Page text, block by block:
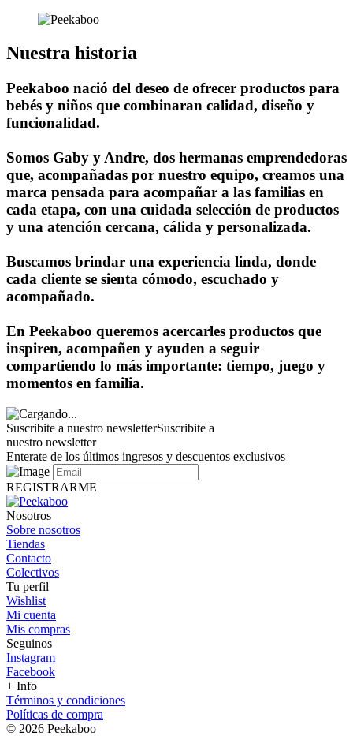
Nuestra historia
Peekaboo nació del deseo de ofrecer productos para
bebés y niños que combinaran calidad, diseño y
funcionalidad.
Somos Gaby y Andre, dos hermanas emprendedoras
que, acompañadas por nuestro equipo, creamos una
marca pensada para acompañar a las familias en
cada etapa, con una cuidada selección de productos
y una atención cercana, cálida y personalizada.
Buscamos brindar una experiencia linda, donde
cada cliente se sienta cómodo, escuchado y
acompañado.
En Peekaboo queremos acercarles productos que
inspiren, acompañen y ayuden a seguir
compartiendo lo más importante: tiempo, juego y
momentos en familia.
Suscribite a nuestro newsletterSuscribite a
nuestro newsletter
Enterate de los últimos ingresos y descuentos exclusivos
REGISTRARME
Nosotros
Sobre nosotros
Tiendas
Contacto
Colectivos
Tu perfil
Wishlist
Mi cuenta
Mis compras
Seguinos
Instagram
Facebook
+ Info
Términos y condiciones
Políticas de compra
© 2026 Peekaboo